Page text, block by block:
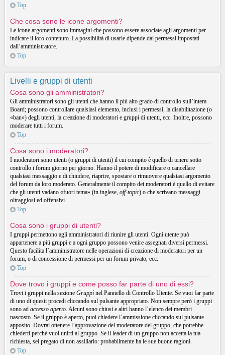
Top
Che cosa sono le icone argomenti?
Le icone argomenti sono immagini che possono essere associate agli argomenti per
indicare il loro contenuto. La possibilità di usarle dipende dai permessi impostati
dall’amministratore.
Top
Livelli e gruppi di utenti
Cosa sono gli amministratori?
Gli amministratori sono gli utenti che hanno il piú alto grado di controllo sull’intera
Board; possono controllare qualsiasi elemento, inclusi i permessi, la disabilitazione (o
«ban») degli utenti, la creazione di moderatori e gruppi di utenti, ecc. Inoltre, possono
moderare tutti i forum.
Top
Cosa sono i moderatori?
I moderatori sono utenti (o gruppi di utenti) il cui compito è quello di tenere sotto
controllo i forum giorno per giorno. Hanno il potere di modificare o cancellare
qualsiasi messaggio e di chiudere, riaprire, spostare o rimuovere qualsiasi argomento
del forum da loro moderato. Generalmente il compito dei moderatori è quello di evitare
che gli utenti vadano «fuori tema» (in inglese, off-topic) o che scrivano messaggi
oltraggiosi ed offensivi.
Top
Cosa sono i gruppi di utenti?
I gruppi permettono agli amministratori di riunire gli utenti. Ogni utente può
appartenere a piú gruppi e a ogni gruppo possono venire assegnati diversi permessi.
Questo facilita l’amministratore nelle operazioni di creazione di moderatori per un
forum, o di concessione di permessi per un forum privato, ecc.
Top
Dove trovo i gruppi e come posso far parte di uno di essi?
Trovi i gruppi nella sezione Gruppi nel Pannello di Controllo Utente. Se vuoi far parte
di uno di questi procedi cliccando sul pulsante appropriato. Non sempre però i gruppi
sono ad accesso aperto. Alcuni sono chiusi e altri hanno l’elenco dei membri
nascosto. Se il gruppo è aperto, puoi chiedere l’ammissione cliccando sul pulsante
apposito. Dovrai ottenere l’approvazione del moderatore del gruppo, che potrebbe
chiederti perché vuoi unirti al gruppo. Se il leader di un gruppo non accetta la tua
richiesta, sei pregato di non assillarlo: probabilmente ha le sue buone ragioni.
Top